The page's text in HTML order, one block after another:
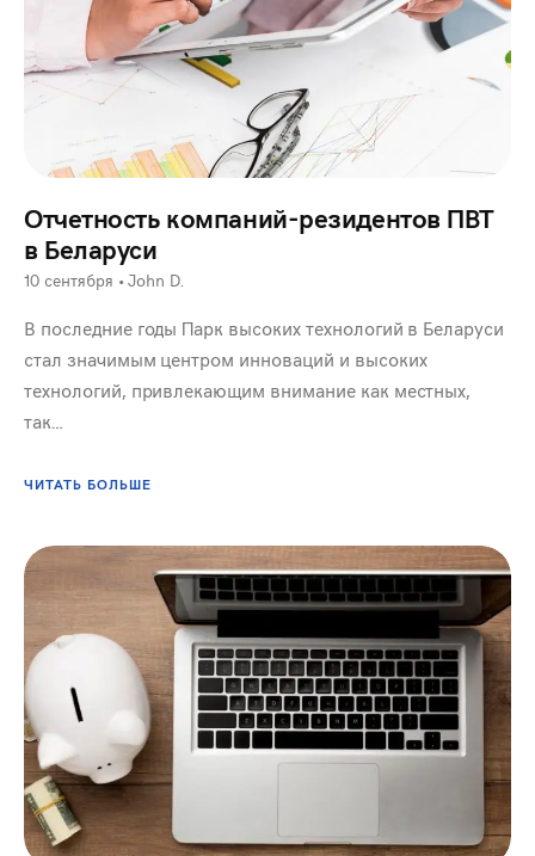
Отчетность компаний-резидентов ПВТ
в Беларуси
10 сентября •John D.
В последние годы Парк высоких технологий в Беларуси
стал значимым центром инноваций и высоких
технологий, привлекающим внимание как местных,
так…
ЧИТАТЬ БОЛЬШЕ